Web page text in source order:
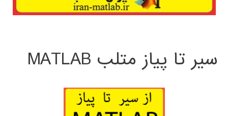
سیر تا پیاز متلب MATLAB